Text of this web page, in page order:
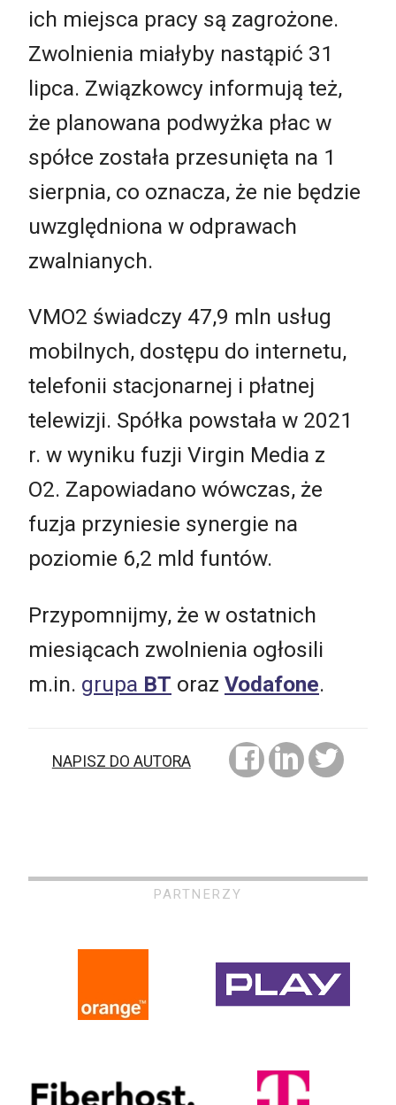
ich miejsca pracy są zagrożone.
Zwolnienia miałyby nastąpić 31
lipca. Związkowcy informują też,
że planowana podwyżka płac w
spółce została przesunięta na 1
sierpnia, co oznacza, że nie będzie
uwzględniona w odprawach
zwalnianych.
VMO2 świadczy 47,9 mln usług
mobilnych, dostępu do internetu,
telefonii stacjonarnej i płatnej
telewizji. Spółka powstała w 2021
r. w wyniku fuzji Virgin Media z
O2. Zapowiadano wówczas, że
fuzja przyniesie synergie na
poziomie 6,2 mld funtów.
Przypomnijmy, że w ostatnich
miesiącach zwolnienia ogłosili
m.in. grupa BT oraz Vodafone.
NAPISZ DO AUTORA
PARTNERZY